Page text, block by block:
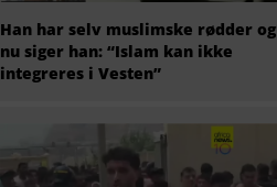
Han har selv muslimske rødder og
nu siger han: “Islam kan ikke
integreres i Vesten”